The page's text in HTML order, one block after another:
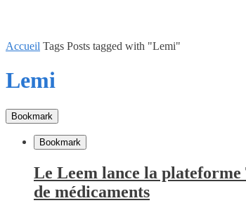
Accueil Tags Posts tagged with "Lemi"
Lemi
Bookmark
Bookmark
Le Leem lance la
de médicaments